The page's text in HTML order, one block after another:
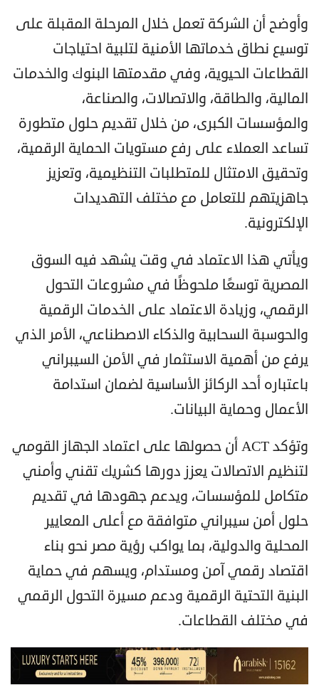
وأوضح أن الشركة تعمل خلال المرحلة المقبلة على
توسيع نطاق خدماتها الأمنية لتلبية احتياجات
القطاعات الحيوية، وفي مقدمتها البنوك والخدمات
المالية، والطاقة، والاتصالات، والصناعة،
والمؤسسات الكبرى، من خلال تقديم حلول متطورة
تساعد العملاء على رفع مستويات الحماية الرقمية،
وتحقيق الامتثال للمتطلبات التنظيمية، وتعزيز
جاهزيتهم للتعامل مع مختلف التهديدات
الإلكترونية.
ويأتي هذا الاعتماد في وقت يشهد فيه السوق
المصرية توسعًا ملحوظًا في مشروعات التحول
الرقمي، وزيادة الاعتماد على الخدمات الرقمية
والحوسبة السحابية والذكاء الاصطناعي، الأمر الذي
يرفع من أهمية الاستثمار في الأمن السيبراني
باعتباره أحد الركائز الأساسية لضمان استدامة
الأعمال وحماية البيانات.
وتؤكد ACT أن حصولها على اعتماد الجهاز القومي
لتنظيم الاتصالات يعزز دورها كشريك تقني وأمني
متكامل للمؤسسات، ويدعم جهودها في تقديم
حلول أمن سيبراني متوافقة مع أعلى المعايير
المحلية والدولية، بما يواكب رؤية مصر نحو بناء
اقتصاد رقمي آمن ومستدام، ويسهم في حماية
البنية التحتية الرقمية ودعم مسيرة التحول الرقمي
في مختلف القطاعات.